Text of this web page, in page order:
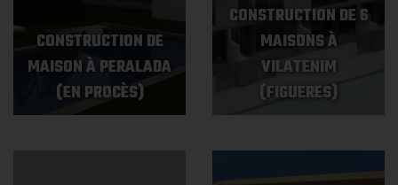
CONSTRUCTION DE
MAISON À PERALADA
(EN PROCÈS)
CONSTRUCTION DE 6
MAISONS À
VILATENIM
(FIGUERES)